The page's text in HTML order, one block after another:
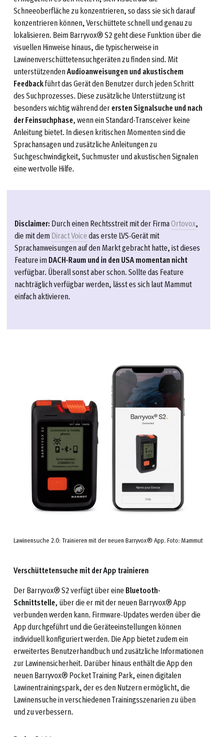
Schneeoberfläche zu konzentrieren, so dass sie sich darauf
konzentrieren können, Verschüttete schnell und genau zu
lokalisieren. Beim Barryvox® S2 geht diese Funktion über die
visuellen Hinweise hinaus, die typischerweise in
Lawinenverschüttetensuchgeräten zu finden sind. Mit
unterstützendenAudioanweisungen und akustischem
Feedbackführt das Gerät den Benutzer durch jeden Schritt
des Suchprozesses. Diese zusätzliche Unterstützung ist
besonders wichtig während derersten Signalsuche und nach
der Feinsuchphase, wenn ein Standard-Transceiver keine
Anleitung bietet. In diesen kritischen Momenten sind die
Sprachansagen und zusätzliche Anleitungen zu
Suchgeschwindigkeit, Suchmuster und akustischen Signalen
eine wertvolle Hilfe.
Disclaimer: Durch einen Rechtsstreit mit der FirmaOrtovox,
die mit demDiract Voicedas erste LVS-Gerät mit
Sprachanweisungen auf den Markt gebracht hatte, ist dieses
Feature imDACH-Raum und in den USA momentan nicht
verfügbar. Überall sonst aber schon. Sollte das Feature
nachträglich verfügbar werden, lässt es sich laut Mammut
einfach aktivieren.
Lawinensuche 2.0: Trainieren mit der neuen Barryvox® App. Foto: Mammut
Verschüttetensuche mit der App trainieren
Der Barryvox® S2 verfügt über eineBluetooth-
Schnittstelle, über die er mit der neuen Barryvox® App
verbunden werden kann. Firmware-Updates werden über die
App durchgeführt und die Geräteeinstellungen können
individuell konfiguriert werden. Die App bietet zudem ein
erweitertes Benutzerhandbuch und zusätzliche Informationen
zur Lawinensicherheit. Darüber hinaus enthält die App den
neuen Barryvox® Pocket Training Park, einen digitalen
Lawinentrainingspark, der es den Nutzern ermöglicht, die
Lawinensuche in verschiedenen Trainingsszenarien zu üben
und zu verbessern.